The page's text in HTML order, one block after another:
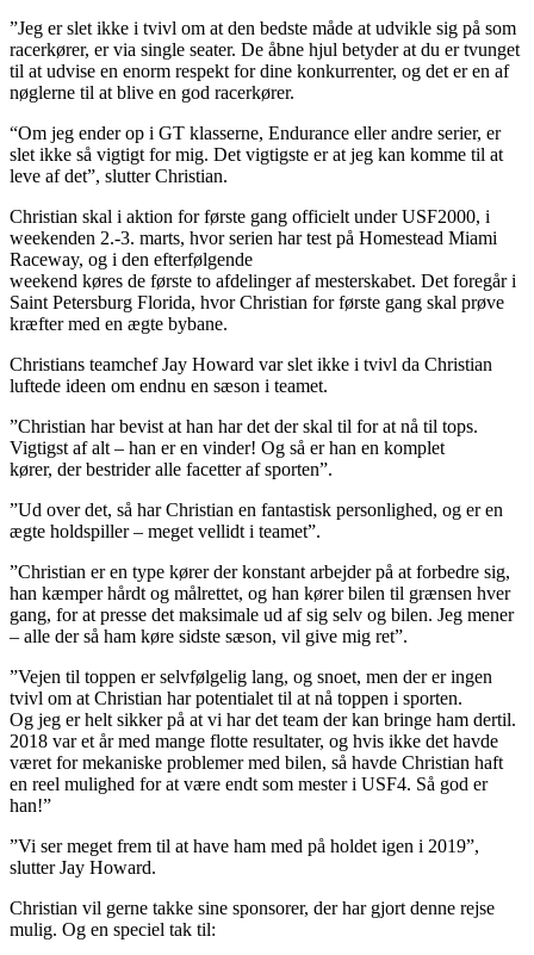
”Jeg er slet ikke i tvivl om at den bedste måde at udvikle sig på som
racerkører, er via single seater. De åbne hjul betyder at du er tvunget
til at udvise en enorm respekt for dine konkurrenter, og det er en af
nøglerne til at blive en god racerkører.
“Om jeg ender op i GT klasserne, Endurance eller andre serier, er
slet ikke så vigtigt for mig. Det vigtigste er at jeg kan komme til at
leve af det”, slutter Christian.
Christian skal i aktion for første gang officielt under USF2000, i
weekenden 2.-3. marts, hvor serien har test på Homestead Miami
Raceway, og i den efterfølgende
weekend køres de første to afdelinger af mesterskabet. Det foregår i
Saint Petersburg Florida, hvor Christian for første gang skal prøve
kræfter med en ægte bybane.
Christians teamchef Jay Howard var slet ikke i tvivl da Christian
luftede ideen om endnu en sæson i teamet.
”Christian har bevist at han har det der skal til for at nå til tops.
Vigtigst af alt – han er en vinder! Og så er han en komplet
kører, der bestrider alle facetter af sporten”.
”Ud over det, så har Christian en fantastisk personlighed, og er en
ægte holdspiller – meget vellidt i teamet”.
”Christian er en type kører der konstant arbejder på at forbedre sig,
han kæmper hårdt og målrettet, og han kører bilen til grænsen hver
gang, for at presse det maksimale ud af sig selv og bilen. Jeg mener
– alle der så ham køre sidste sæson, vil give mig ret”.
”Vejen til toppen er selvfølgelig lang, og snoet, men der er ingen
tvivl om at Christian har potentialet til at nå toppen i sporten.
Og jeg er helt sikker på at vi har det team der kan bringe ham dertil.
2018 var et år med mange flotte resultater, og hvis ikke det havde
været for mekaniske problemer med bilen, så havde Christian haft
en reel mulighed for at være endt som mester i USF4. Så god er
han!”
”Vi ser meget frem til at have ham med på holdet igen i 2019”,
slutter Jay Howard.
Christian vil gerne takke sine sponsorer, der har gjort denne rejse
mulig. Og en speciel tak til: